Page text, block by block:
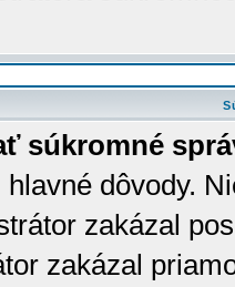
súkromné
dôvody.
zakázal
zakázal